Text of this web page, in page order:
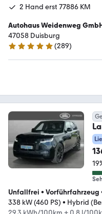
2 Hand erst 77886 KM
Autohaus Weidenweg
47058 Duisburg
4.8 Sterne
(289)
Unfallfrei • Vorführfahrzeug
338 kW (460 PS) • Hybrid